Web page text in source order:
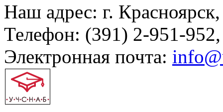
Наш адрес: г.
Телефон: (391) 2-951-
Электронная почта: